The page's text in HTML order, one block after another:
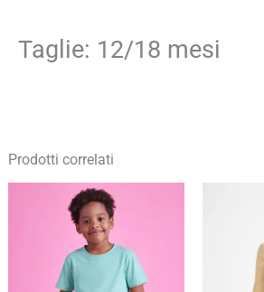
Taglie: 12/18 mesi
Prodotti correlati
Fascia
di
prezzo:
da
6,39 €